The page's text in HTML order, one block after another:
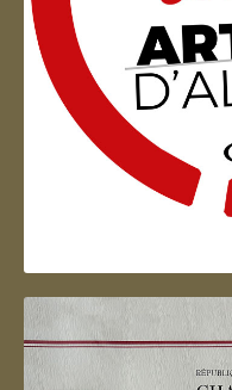
Artisan d'Alsace